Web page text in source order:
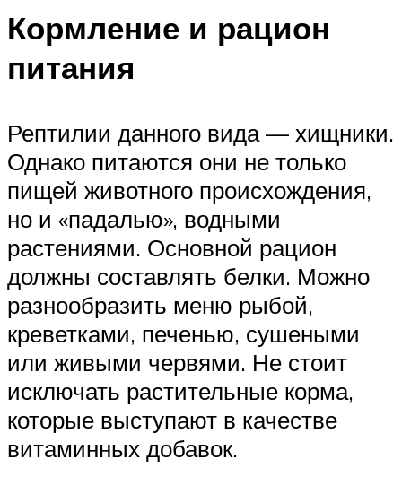
Кормление и рацион
питания
Рептилии данного вида — хищники.
Однако питаются они не только
пищей животного происхождения,
но и «падалью», водными
растениями. Основной рацион
должны составлять белки. Можно
разнообразить меню рыбой,
креветками, печенью, сушеными
или живыми червями. Не стоит
исключать растительные корма,
которые выступают в качестве
витаминных добавок.